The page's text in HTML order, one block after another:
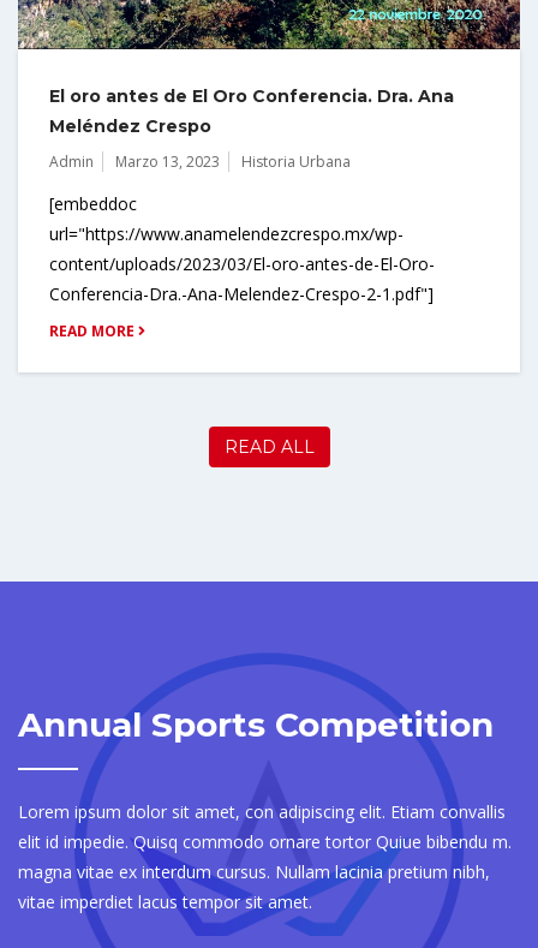
El oro antes de El Oro Conferencia. Dra. Ana
Meléndez Crespo
Admin Marzo 13, 2023 Historia Urbana
[embeddoc
url="https://www.anamelendezcrespo.mx/wp-
content/uploads/2023/03/El-oro-antes-de-El-Oro-
Conferencia-Dra.-Ana-Melendez-Crespo-2-1.pdf"]
READ MORE
READ ALL
Annual Sports Competition
Lorem ipsum dolor sit amet, con adipiscing elit. Etiam convallis
elit id impedie. Quisq commodo ornare tortor Quiue bibendu m.
magna vitae ex interdum cursus. Nullam lacinia pretium nibh,
vitae imperdiet lacus tempor sit amet.